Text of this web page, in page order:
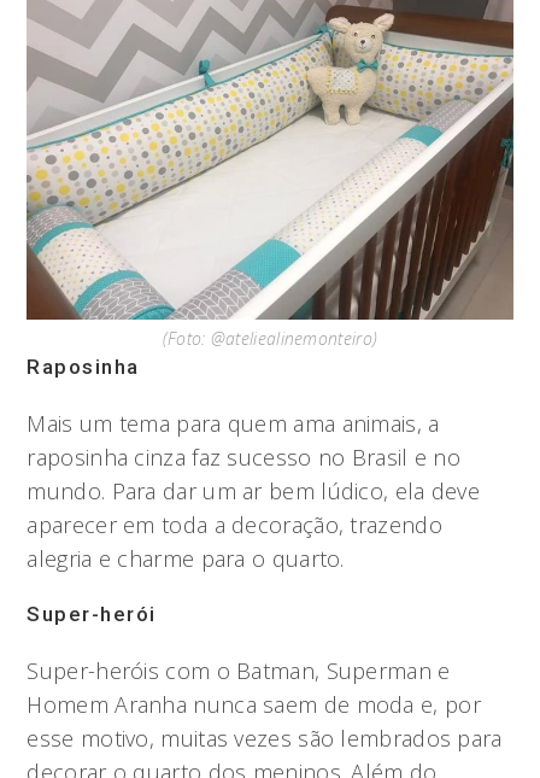
(Foto: @ateliealinemonteiro)
Raposinha
Mais um tema para quem ama animais, a
raposinha cinza faz sucesso no Brasil e no
mundo. Para dar um ar bem lúdico, ela deve
aparecer em toda a decoração, trazendo
alegria e charme para o quarto.
Super-herói
Super-heróis com o Batman, Superman e
Homem Aranha nunca saem de moda e, por
esse motivo, muitas vezes são lembrados para